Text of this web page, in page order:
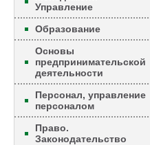
Управление
Образование
Основы
предпринимательской
деятельности
Персонал, управление
персоналом
Право.
Законодательство